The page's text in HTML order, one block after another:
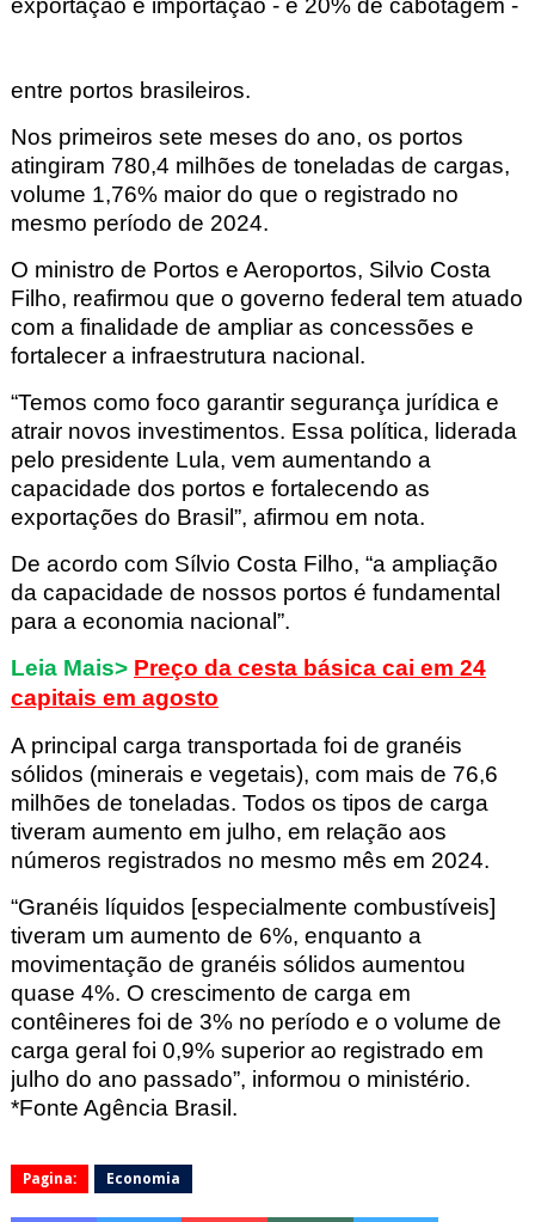
entre portos brasileiros.
Nos primeiros sete meses do ano, os portos
atingiram 780,4 milhões de toneladas de cargas,
volume 1,76% maior do que o registrado no
mesmo período de 2024.
O ministro de Portos e Aeroportos, Silvio Costa
Filho, reafirmou que o governo federal tem atuado
com a finalidade de ampliar as concessões e
fortalecer a infraestrutura nacional.
“Temos como foco garantir segurança jurídica e
atrair novos investimentos. Essa política, liderada
pelo presidente Lula, vem aumentando a
capacidade dos portos e fortalecendo as
exportações do Brasil”, afirmou em nota.
De acordo com Sílvio Costa Filho, “a ampliação
da capacidade de nossos portos é fundamental
para a economia nacional”.
Leia Mais> Preço da cesta básica cai em 24
capitais em agosto
A principal carga transportada foi de granéis
sólidos (minerais e vegetais), com mais de 76,6
milhões de toneladas. Todos os tipos de carga
tiveram aumento em julho, em relação aos
números registrados no mesmo mês em 2024.
“Granéis líquidos [especialmente combustíveis]
tiveram um aumento de 6%, enquanto a
movimentação de granéis sólidos aumentou
quase 4%. O crescimento de carga em
contêineres foi de 3% no período e o volume de
carga geral foi 0,9% superior ao registrado em
julho do ano passado”, informou o ministério.
*Fonte Agência Brasil.
Pagina: Economia